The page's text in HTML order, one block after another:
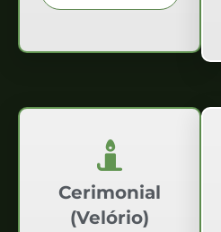
Cerimonial
(Velório)